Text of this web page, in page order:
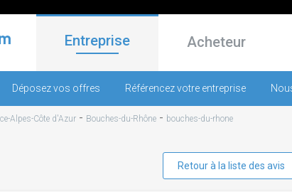
Entreprise Acheteur
Déposez vos offres Référencez votre entreprise
Alpes-Côte d'Azur - Bouches-du-Rhône - bouches-du-rhone
Retour à la liste des avis